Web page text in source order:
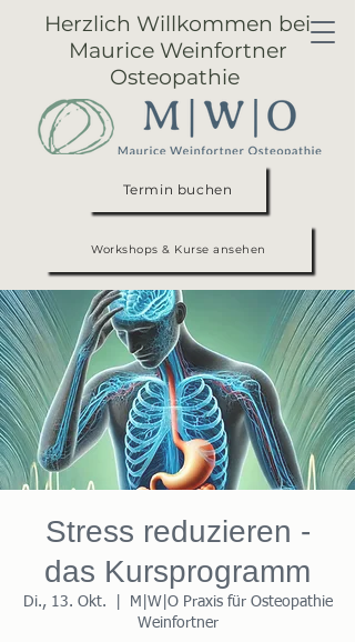
Herzlich Willkommen bei
Maurice Weinfortner
Osteopathie
Termin buchen
Workshops & Kurse ansehen
Stress reduzieren -
das Kursprogramm
Di., 13. Okt.
M|W|O Praxis für Osteopathie
Weinfortner